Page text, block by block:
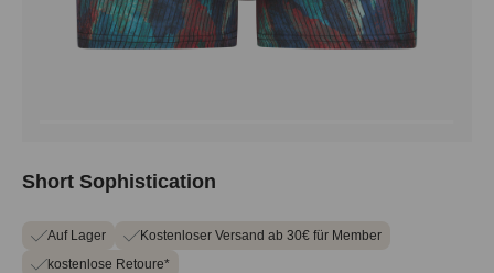
Short Sophistication
Auf Lager
Kostenloser Versand ab 30€ für Member
kostenlose Retoure*